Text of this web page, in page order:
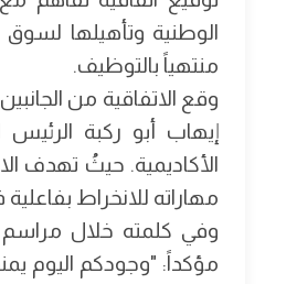
الوطنية وتأهيلها لسوق
منتهياً بالتوظيف.
إيهاب أبو ركبة
الأكاديمية. حيثُ تهدف
مهاراته للانخراط
وفي كلمته خلال مراسم
مؤكداً: "وجودكم اليوم